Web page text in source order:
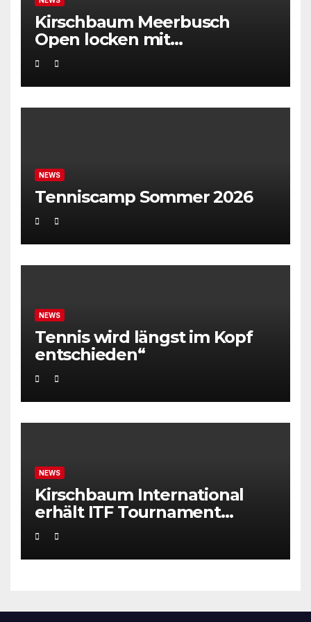
Kirschbaum Meerbusch
Open locken mit
Weltklassetennis
NEWS
Tenniscamp Sommer 2026
NEWS
Tennis wird längst im Kopf
entschieden“
NEWS
Kirschbaum International
erhält ITF Tournament
Recognition Award 2025